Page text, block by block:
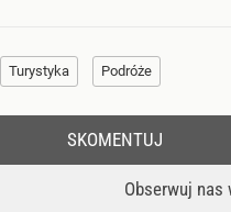
Turystyka Podróże
Obserwuj nas
SKOMENTUJ